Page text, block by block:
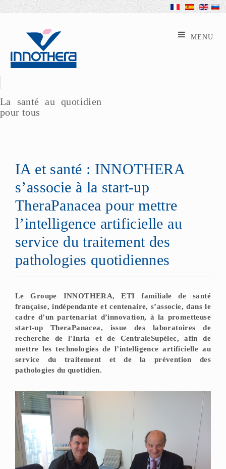
La santé au quotidien
pour tous
IA et santé : INNOTHERA
s’associe à la start-up
TheraPanacea pour mettre
l’intelligence artificielle au
service du traitement des
pathologies quotidiennes
Le Groupe INNOTHERA, ETI familiale de santé
française, indépendante et centenaire, s’associe, dans le
cadre d’un partenariat d’innovation, à la prometteuse
start-up TheraPanacea, issue des laboratoires de
recherche de l'Inria et de CentraleSupélec, afin de
mettre les technologies de l’intelligence artificielle au
service du traitement et de la prévention des
pathologies du quotidien.